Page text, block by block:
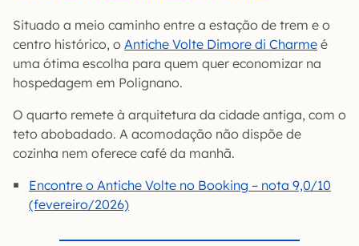
Situado a meio caminho entre a estação de trem e o
centro histórico, o Antiche Volte Dimore di Charme é
uma ótima escolha para quem quer economizar na
hospedagem em Polignano.
O quarto remete à arquitetura da cidade antiga, com o
teto abobadado. A acomodação não dispõe de
cozinha nem oferece café da manhã.
Encontre o Antiche Volte no Booking – nota 9,0/10
(fevereiro/2026)